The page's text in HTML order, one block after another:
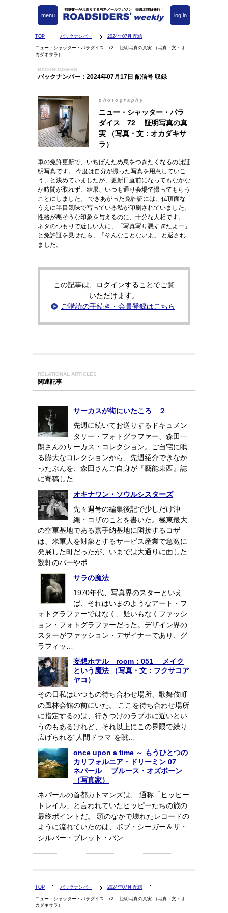
都築響一がお送りする有料メールマガジン 毎週水曜日発行！
log in
menu
TOP バックナンバー 2024年07月 配信
ニュー・シャッター・パラダイス 72 証明写真の真実 （写真・文：オ
カダキサラ）
BACKNUMBERS
バックナンバー：2024年07月17日 配信号 収録
photography
ニュー・シャッター・パラ
ダイス 72 証明写真の真
実 （写真・文：オカダキサ
ラ）
車の免許更新で、いちばんため息をつきたくなるのは証
明写真です。 今度は自分が撮った写真を用意していこ
う、と決めていましたが、更新日直前になってもなかな
か時間が取れず、結果、いつも通り会場で撮ってもらう
ことにしました。 できあがった免許証には、仏頂面な
うえに半目気味で写っている私が印刷されていました。
性格が悪そうな印象を与えるのに、十分な人相です。
ネタのつもりで近しい人に、「写真写り悪すぎたよー」
と免許証を見せたら、「そんなことないよ」 と返され
ました。
この記事は、ログインすることでご覧
いただけます。
ご購読の手続き・会員登録はこちら
RELATIONAL ARTICLES
関連記事
サーカスが街にいたころ ２
先週に続いてお送りするドキュメン
タリー・フォトグラファー、森田一
朗さんのサーカス・コレクション。ご自宅に眠
る膨大なコレクションから、先週紹介できなか
ったぶんを、森田さんご自身が『藝能東西』誌
に寄稿した…
オキナワン・ソウルシスターズ
先々週号の編集後記で少しだけ沖
縄・コザのことを書いた。極東最大
の空軍基地である嘉手納基地に隣接するコザ
は、米軍人を対象とするサービス産業で急激に
発展した町だったが、いまでは大通りに面した
数軒のバーやポ…
サラの魔法
1970年代、写真界のスターといえ
ば、それはいまのようなアート・フ
ォトグラファーではなく、疑いもなくファッシ
ョン・フォトグラファーだった。デザイン界の
スターがファッション・デザイナーであり、グ
ラフィッ…
妄想ホテル room：051 メイク
という魔法 （写真・文：フクサコア
ヤコ）
その日私はいつもの待ち合わせ場所、歌舞伎町
の風林会館の前にいた。 ここを待ち合わせ場所
に指定するのは、行きつけのラブホに近いとい
うのもあるけれど、それ以上にこの界隈で繰り
広げられる“人間ドラマ”を眺…
once upon a time ～ もうひとつの
カリフォルニア・ドリーミン 07
ネパール ブルース・オズボーン
（写真家）
ネパールの首都カトマンズは、 通称「ヒッピー
トレイル」と言われていたヒッピーたちの旅の
最終ポイントだ。 頭のなかで壊れたレコードの
ように流れていたのは、ボブ・シーガー＆ザ・
シルバー・ブレット・バン…
TOP バックナンバー 2024年07月 配信
ニュー・シャッター・パラダイス 72 証明写真の真実 （写真・文：オ
カダキサラ）